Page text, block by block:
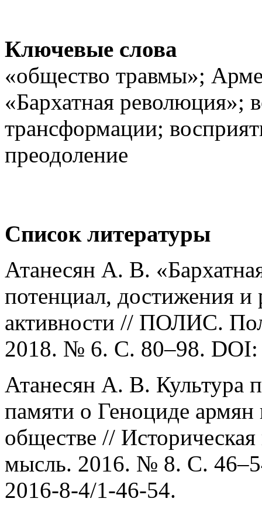
Ключевые слова
«общество травмы»;
«Бархатная революция»;
трансформации;
преодоление
Список литературы
Атанесян А. В.
потенциал, достижения и
активности // ПОЛИС.
2018. № 6. С. 80–98. DOI:
Атанесян А. В. Культура
памяти о Геноциде
обществе // Историческая
мысль. 2016. № 8. С.
2016-8-4/1-46-54.